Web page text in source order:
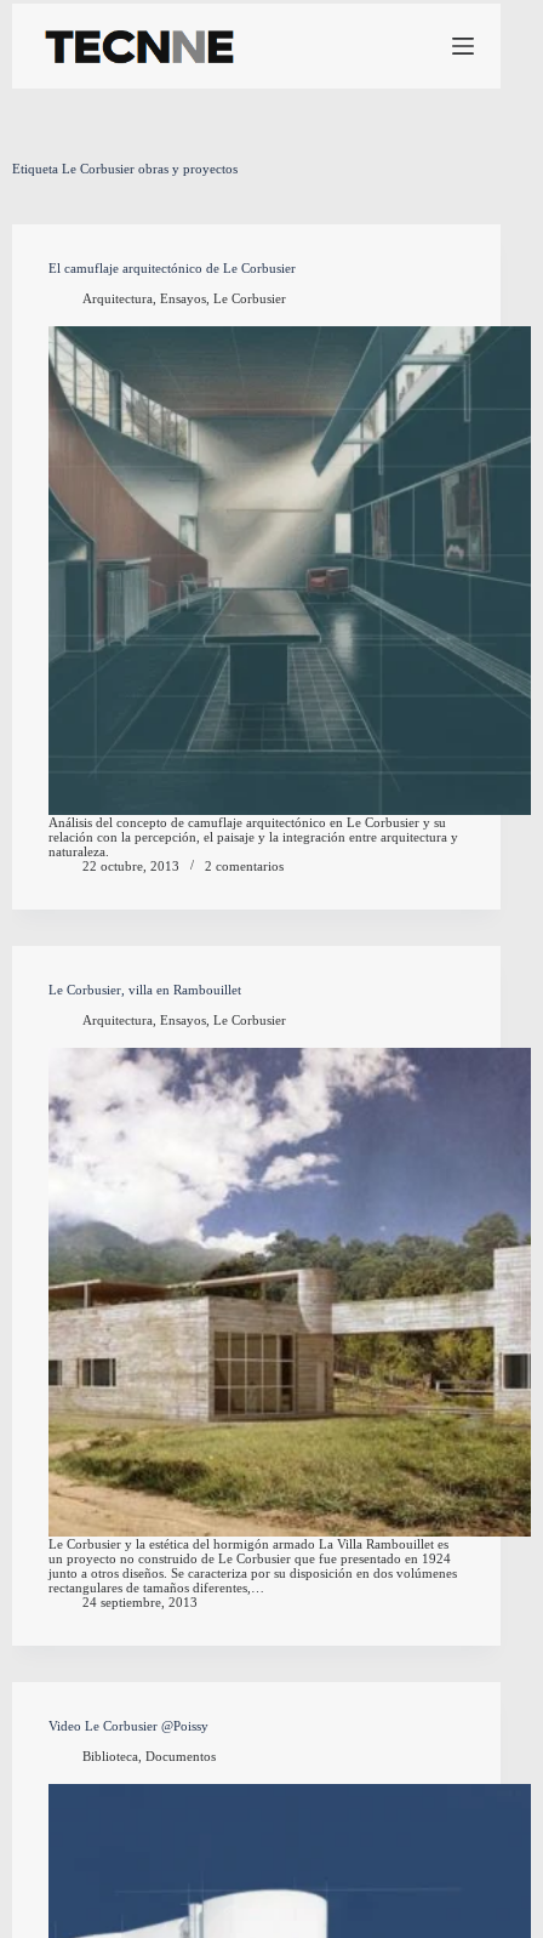
contenido
Etiqueta Le Corbusier obras y proyectos
El camuflaje arquitectónico de Le Corbusier
Arquitectura, Ensayos, Le Corbusier
Análisis del concepto de camuflaje arquitectónico en Le Corbusier y su
relación con la percepción, el paisaje y la integración entre arquitectura y
naturaleza.
22 octubre, 2013
2 comentarios
Le Corbusier, villa en Rambouillet
Arquitectura, Ensayos, Le Corbusier
Le Corbusier y la estética del hormigón armado La Villa Rambouillet es
un proyecto no construido de Le Corbusier que fue presentado en 1924
junto a otros diseños. Se caracteriza por su disposición en dos volúmenes
rectangulares de tamaños diferentes,…
24 septiembre, 2013
Video Le Corbusier @Poissy
Biblioteca, Documentos